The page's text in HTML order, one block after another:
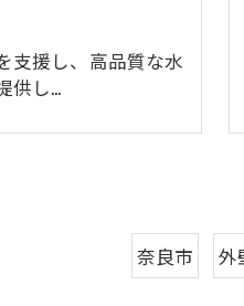
支援し、高品質な水
供し…
奈良市 外